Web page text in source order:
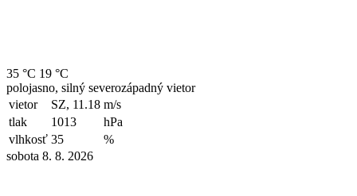
35 °C 19 °C
polojasno, silný severozápadný vietor
vietor
SZ, 11.18 m/s
tlak
1013
hPa
vlhkosť 35
%
sobota 8. 8. 2026